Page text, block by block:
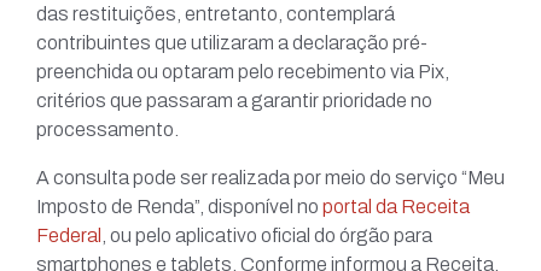
das restituições, entretanto, contemplará
contribuintes que utilizaram a declaração pré-
preenchida ou optaram pelo recebimento via Pix,
critérios que passaram a garantir prioridade no
processamento.
A consulta pode ser realizada por meio do serviço “Meu
Imposto de Renda”, disponível no portal da Receita
Federal
, ou pelo aplicativo oficial do órgão para
smartphones e tablets. Conforme informou a Receita,